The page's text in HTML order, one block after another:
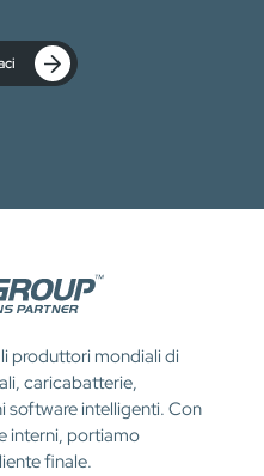
produttori mondiali di
caricabatterie,
software intelligenti. Con
interni, portiamo
finale.